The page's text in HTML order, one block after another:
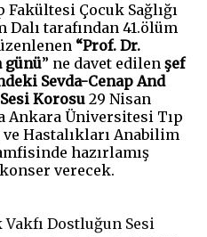
Çocuk Sağlığı
Dalı tarafından 41.ölüm
“Prof. Dr.
günü” ne davet edilen şef
Sevda-Cenap And
Korosu 29 Nisan
Ankara Üniversitesi Tıp
ve Hastalıkları Anabilim
hazırlamış
verecek.
Vakfı Dostluğun Sesi